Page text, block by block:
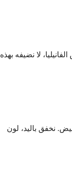
لا نضيفه بهذه
نخفق باليد، لون